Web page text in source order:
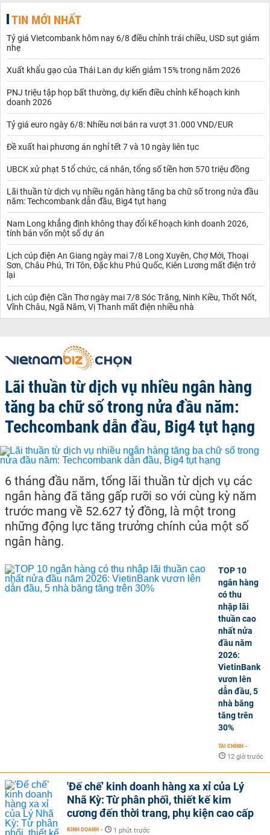
TIN MỚI NHẤT
Tỷ giá Vietcombank hôm nay 6/8 điều chỉnh trái chiều, USD sụt giảm
nhẹ
Xuất khẩu gạo của Thái Lan dự kiến giảm 15% trong năm 2026
PNJ triệu tập họp bất thường, dự kiến điều chỉnh kế hoạch kinh
doanh 2026
Tỷ giá euro ngày 6/8: Nhiều nơi bán ra vượt 31.000 VND/EUR
Đề xuất hai phương án nghỉ tết 7 và 10 ngày liên tục
UBCK xử phạt 5 tổ chức, cá nhân, tổng số tiền hơn 570 triệu đồng
Lãi thuần từ dịch vụ nhiều ngân hàng tăng ba chữ số trong nửa đầu
năm: Techcombank dẫn đầu, Big4 tụt hạng
Nam Long khẳng định không thay đổi kế hoạch kinh doanh 2026,
tính bán vốn một số dự án
Lịch cúp điện An Giang ngày mai 7/8 Long Xuyên, Chợ Mới, Thoại
Sơn, Châu Phú, Tri Tôn, Đặc khu Phú Quốc, Kiên Lương mất điện trở
lại
Lịch cúp điện Cần Thơ ngày mai 7/8 Sóc Trăng, Ninh Kiều, Thốt Nốt,
Vĩnh Châu, Ngã Năm, Vị Thanh mất điện nhiều nhà
Lãi thuần từ dịch vụ nhiều ngân hàng
tăng ba chữ số trong nửa đầu năm:
Techcombank dẫn đầu, Big4 tụt hạng
6 tháng đầu năm, tổng lãi thuần từ dịch vụ các
ngân hàng đã tăng gấp rưỡi so với cùng kỳ năm
trước mang về 52.627 tỷ đồng, là một trong
những động lực tăng trưởng chính của một số
ngân hàng.
TOP 10
ngân hàng
có thu
nhập lãi
thuần cao
nhất nửa
đầu năm
2026:
VietinBank
vươn lên
dẫn đầu, 5
nhà băng
tăng trên
30%
TÀI CHÍNH -
12 giờ trước
'Đế chế’ kinh doanh hàng xa xỉ của Lý
Nhã Kỳ: Từ phân phối, thiết kế kim
cương đến thời trang, phụ kiện cao cấp
KINH DOANH - 1 phút trước